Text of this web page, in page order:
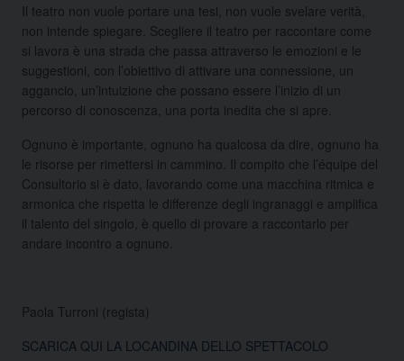
Il teatro non vuole portare una tesi, non vuole svelare verità,
non intende spiegare. Scegliere il teatro per raccontare come
si lavora è una strada che passa attraverso le emozioni e le
suggestioni, con l’obiettivo di attivare una connessione, un
aggancio, un’intuizione che possano essere l’inizio di un
percorso di conoscenza, una porta inedita che si apre.
Ognuno è importante, ognuno ha qualcosa da dire, ognuno ha
le risorse per rimettersi in cammino. Il compito che l’équipe del
Consultorio si è dato, lavorando come una macchina ritmica e
armonica che rispetta le differenze degli ingranaggi e amplifica
il talento del singolo, è quello di provare a raccontarlo per
andare incontro a ognuno.
Paola Turroni (regista)
SCARICA QUI LA LOCANDINA DELLO SPETTACOLO